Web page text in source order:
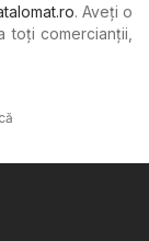
. Aveți o
toți comercianții,